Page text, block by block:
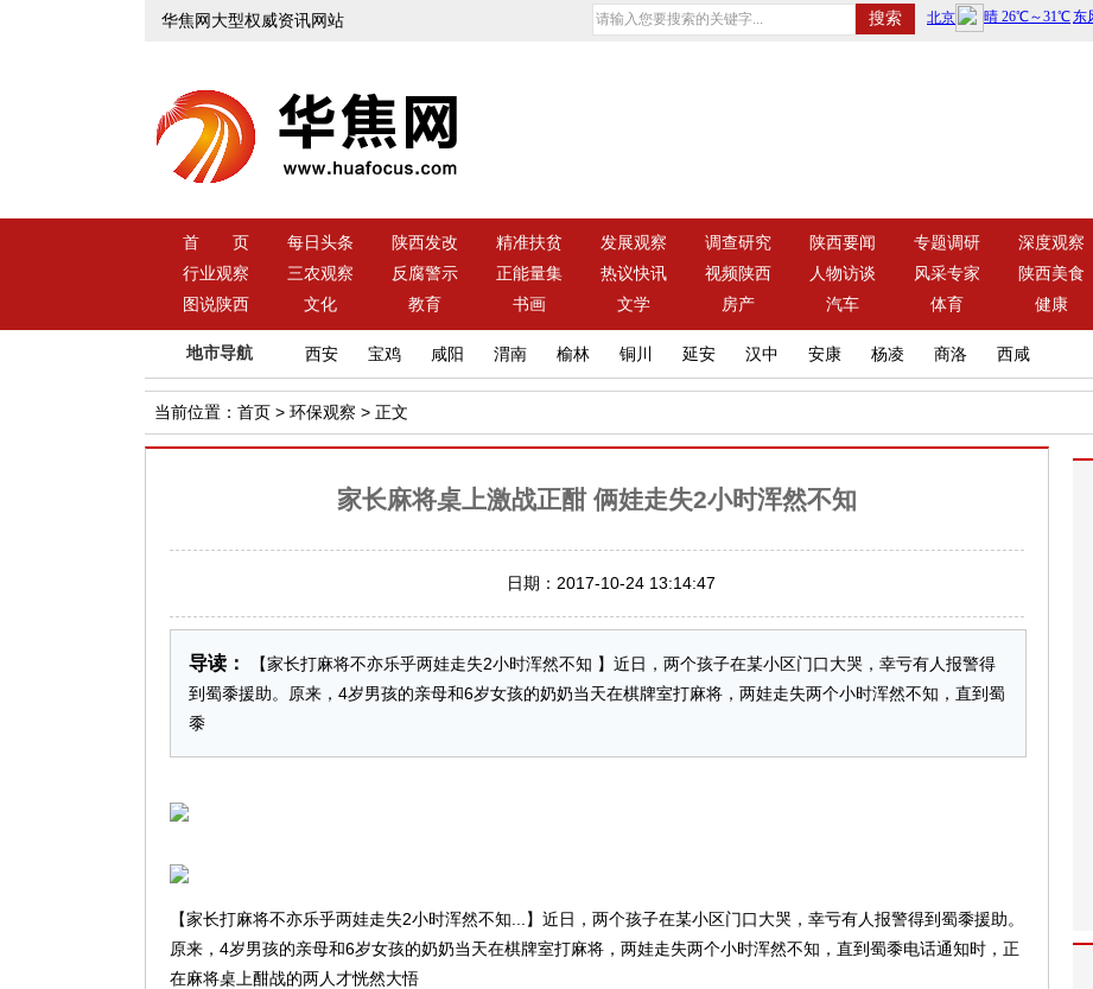
华焦网大型权威资讯网站
首 页 每日头条 陕西发改 精准扶贫 发展观察 调查研究 陕西要闻 专题调研 深度观察
行业观察
三农观察 反腐警示 正能量集 热议快讯 视频陕西 人物访谈 风采专家 陕西美食
图说陕西
文化 教育 书画 文学 房产 汽车 体育 健康
地市导航 西安 宝鸡 咸阳 渭南 榆林 铜川 延安 汉中 安康 杨凌 商洛 西咸
当前位置： 首页 > 环保观察 > 正文
家长麻将桌上激战正酣 俩娃走失2小时浑然不知
日期：2017-10-24 13:14:47
导读：
【家长打麻将不亦乐乎两娃走失2小时浑然不知 】近日，两个孩子在某小区门口大哭，幸亏有人报警得
到蜀黍援助。原来，4岁男孩的亲母和6岁女孩的奶奶当天在棋牌室打麻将，两娃走失两个小时浑然不知，直到蜀
黍
【家长打麻将不亦乐乎两娃走失2小时浑然不知...】近日，两个孩子在某小区门口大哭，幸亏有人报警得到蜀黍援助。
原来，4岁男孩的亲母和6岁女孩的奶奶当天在棋牌室打麻将，两娃走失两个小时浑然不知，直到蜀黍电话通知时，正
在麻将桌上酣战的两人才恍然大悟